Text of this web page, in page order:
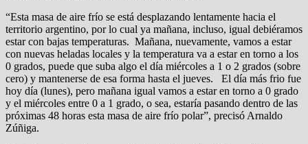
“Esta masa de aire frío se está desplazando lentamente hacia el
territorio argentino, por lo cual ya mañana, incluso, igual debiéramos
estar con bajas temperaturas. Mañana, nuevamente, vamos a estar
con nuevas heladas locales y la temperatura va a estar en torno a los
0 grados, puede que suba algo el día miércoles a 1 o 2 grados (sobre
cero) y mantenerse de esa forma hasta el jueves. El día más frio fue
hoy día (lunes), pero mañana igual vamos a estar en torno a 0 grado
y el miércoles entre 0 a 1 grado, o sea, estaría pasando dentro de las
próximas 48 horas esta masa de aire frío polar”, precisó Arnaldo
Zúñiga.